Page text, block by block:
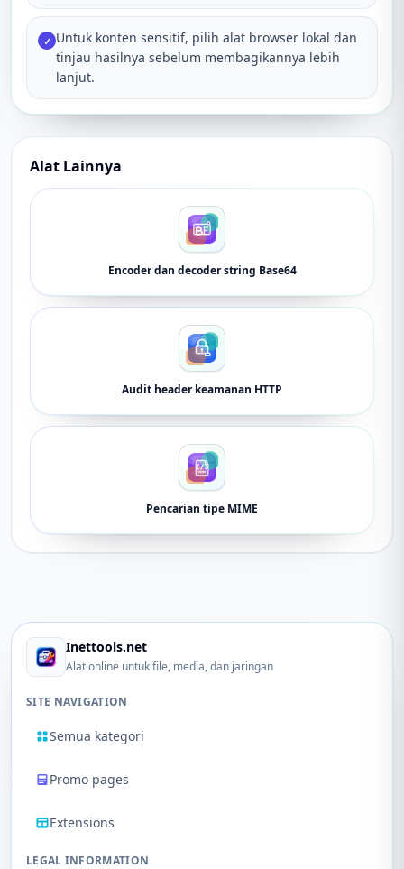
✓ Untuk konten sensitif, pilih alat browser lokal dan
tinjau hasilnya sebelum membagikannya lebih
lanjut.
Alat Lainnya
Encoder dan decoder string Base64
Audit header keamanan HTTP
Pencarian tipe MIME
Inettools.net
Alat online untuk file, media, dan jaringan
SITE NAVIGATION
Semua kategori
Promo pages
Extensions
LEGAL INFORMATION